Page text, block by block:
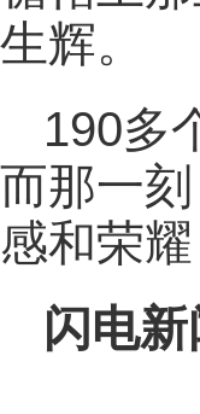
生辉。
190多
而那一
感和荣
闪电